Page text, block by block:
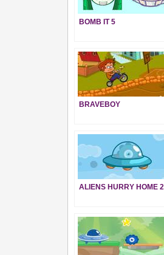
BOMB IT 5
BRAVEBOY
ALIENS HURRY HOME 2